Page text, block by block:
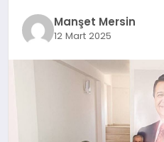
SAĞLIK
Manşet Mersin
12 Mart 2025